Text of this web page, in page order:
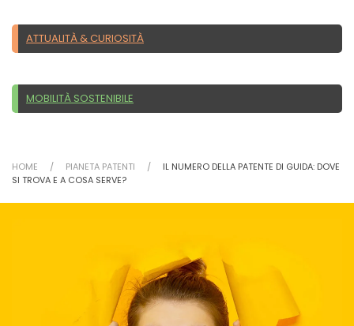
ATTUALITÀ & CURIOSITÀ
MOBILITÀ SOSTENIBILE
HOME PIANETA PATENTI
IL NUMERO DELLA PATENTE DI GUIDA: DOVE
SI TROVA E A COSA SERVE?